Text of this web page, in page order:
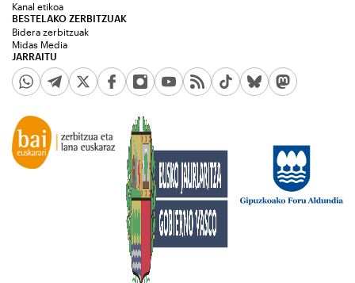
JARRAITU
Kanal etikoa
BESTELAKO ZERBITZUAK
Bidera zerbitzuak
Midas Media